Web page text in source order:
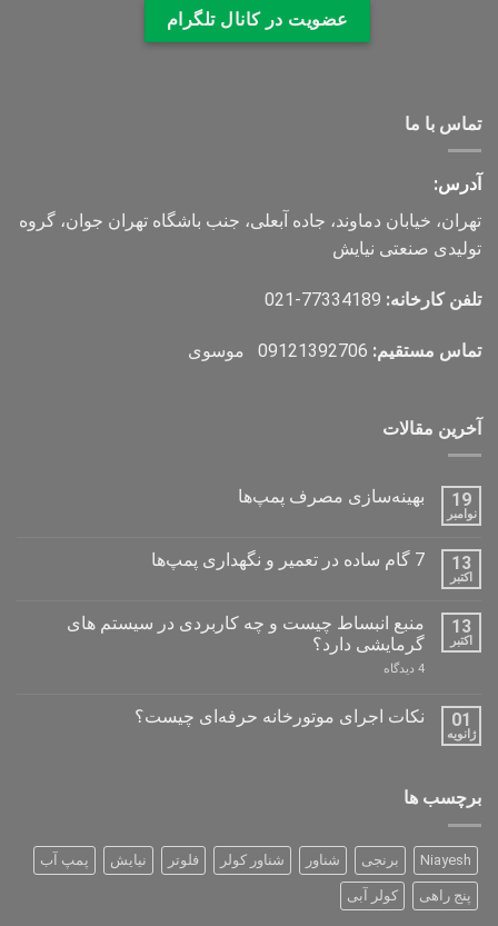
عضویت در کانال تلگرام
تماس با ما
آدرس:
تهران، خیابان دماوند، جاده آبعلی، جنب باشگاه تهران جوان، گروه
تولیدی صنعتی نیایش
تلفن کارخانه: 77334189-021
تماس مستقیم: 09121392706 موسوی
آخرین مقالات
19
نوامبر
بهینه‌سازی مصرف پمپ‌ها
برای
بهینه‌سازی
ثبت
نشده
13
اکتبر
7 گام ساده در تعمیر و نگهداری پمپ‌ها
7
گام
ساده
در
نگهداری
پمپ‌ها
نشده
13
اکتبر
منبع انبساط چیست و چه کاربردی در سیستم های
گرمایشی دارد؟
4 دیدگاه
چیست
و
01
ژانویه
نکات اجرای موتورخانه حرفه‌ای چیست؟
اجرای موتورخانهبرچسب ها
Niayesh برنجی شناور شناور کولر فلوتر نیایش پمپ آب
پنج راهی کولر آبی